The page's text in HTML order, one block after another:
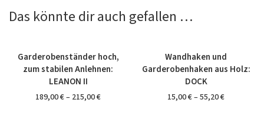
Das könnte dir auch gefallen …
Garderobenständer hoch,
zum stabilen Anlehnen:
LEANON II
189,00€– 215,00€
Set %Wandhaken und
Garderobenhaken aus Holz:
DOCK
15,00€–55,20€